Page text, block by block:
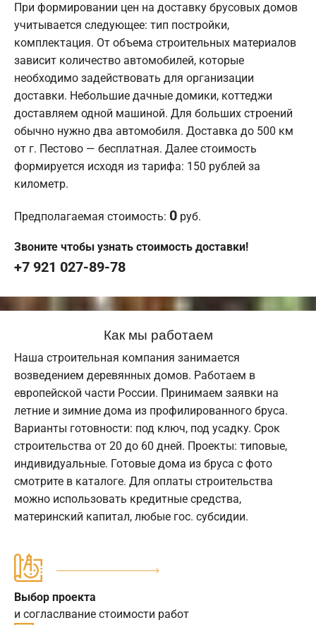
При формировании цен на доставку брусовых домов
учитывается следующее: тип постройки,
комплектация. От объема строительных материалов
зависит количество автомобилей, которые
необходимо задействовать для организации
доставки. Небольшие дачные домики, коттеджи
доставляем одной машиной. Для больших строений
обычно нужно два автомобиля. Доставка до 500 км
от г. Пестово — бесплатная. Далее стоимость
формируется исходя из тарифа: 150 рублей за
километр.
Предполагаемая стоимость: 0 руб.
Звоните чтобы узнать стоимость доставки!
+7 921 027-89-78
Как мы работаем
Наша строительная компания занимается
возведением деревянных домов. Работаем в
европейской части России. Принимаем заявки на
летние и зимние дома из профилированного бруса.
Варианты готовности: под ключ, под усадку. Срок
строительства от 20 до 60 дней. Проекты: типовые,
индивидуальные. Готовые дома из бруса с фото
смотрите в каталоге. Для оплаты строительства
можно использовать кредитные средства,
материнский капитал, любые гос. субсидии.
Выбор проекта
и согласлвание стоимости работ